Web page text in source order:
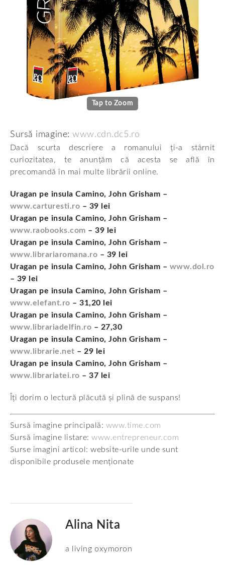
Tap to Zoom
Sursă imagine:www.cdn.dc5.ro
Dacă scurta descriere a romanului ți-a stârnit
curiozitatea, te anunțăm că acesta se află în
precomandă în mai multe librării online.
Uragan pe insula Camino, John Grisham –
www.carturesti.ro – 39 lei
Uragan pe insula Camino, John Grisham –
www.raobooks.com – 39 lei
Uragan pe insula Camino, John Grisham –
www.librariaromana.ro – 39 lei
Uragan pe insula Camino, John Grisham – www.dol.ro
– 39 lei
Uragan pe insula Camino, John Grisham –
www.elefant.ro – 31,20 lei
Uragan pe insula Camino, John Grisham –
www.librariadelfin.ro – 27,30
Uragan pe insula Camino, John Grisham –
www.librarie.net – 29 lei
Uragan pe insula Camino, John Grisham –
www.librariatei.ro – 37 lei
Îți dorim o lectură plăcută și plină de suspans!
Sursă imagine principală: www.time.com
Sursă imagine listare:www.entrepreneur.com
Surse imagini articol: website-urile unde sunt
disponibile produsele menționate
Alina Nita
a living oxymoron